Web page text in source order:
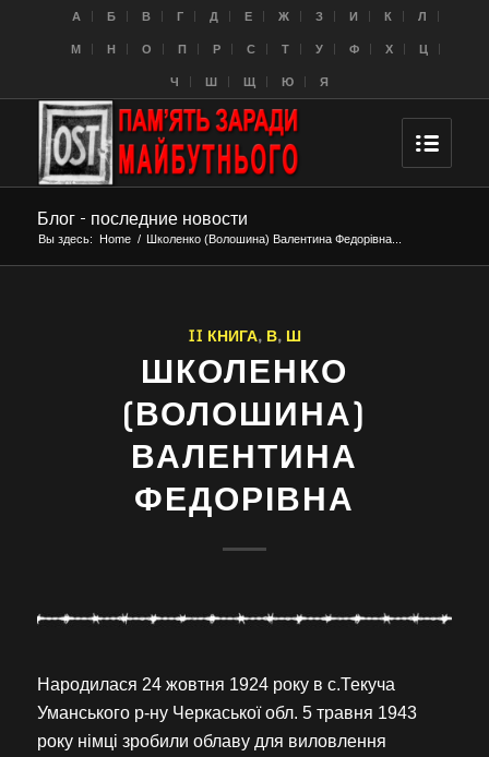
A Б В Г Д Е Ж З И К Л
M Н О П Р С Т У Ф Х Ц
Ч Ш Щ Ю Я
Блог - последние новости
Вы здесь: Home / Школенко (Волошина) Валентина Федорівна...
II КНИГА, В, Ш
ШКОЛЕНКО
(ВОЛОШИНА)
ВАЛЕНТИНА
ФЕДОРІВНА
Народилася 24 жовтня 1924 року в с.Текуча
Уманського р-ну Черкаської обл. 5 травня 1943
року німці зробили облаву для виловлення